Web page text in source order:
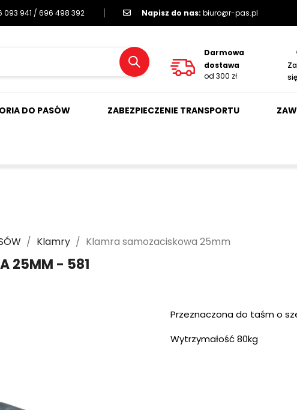
093 941 / 696 498 392 Napisz do nas:biuro@r-pas.pl
Darmowa
dostawa
od 300 zł
się
DO PASÓW ZABEZPIECZENIE TRANSPORTU
Klamry Klamra samozaciskowa 25mm
25MM - 581
Przeznaczona do taśm o
Wytrzymałość 80kg